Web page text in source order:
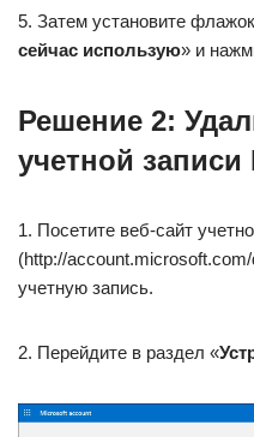
5. Затем установите
сейчас использую» и
Решение 2:
учетной
1. Посетите веб-сайт
(http://
учетную запись.
2. Перейдите в раздел «